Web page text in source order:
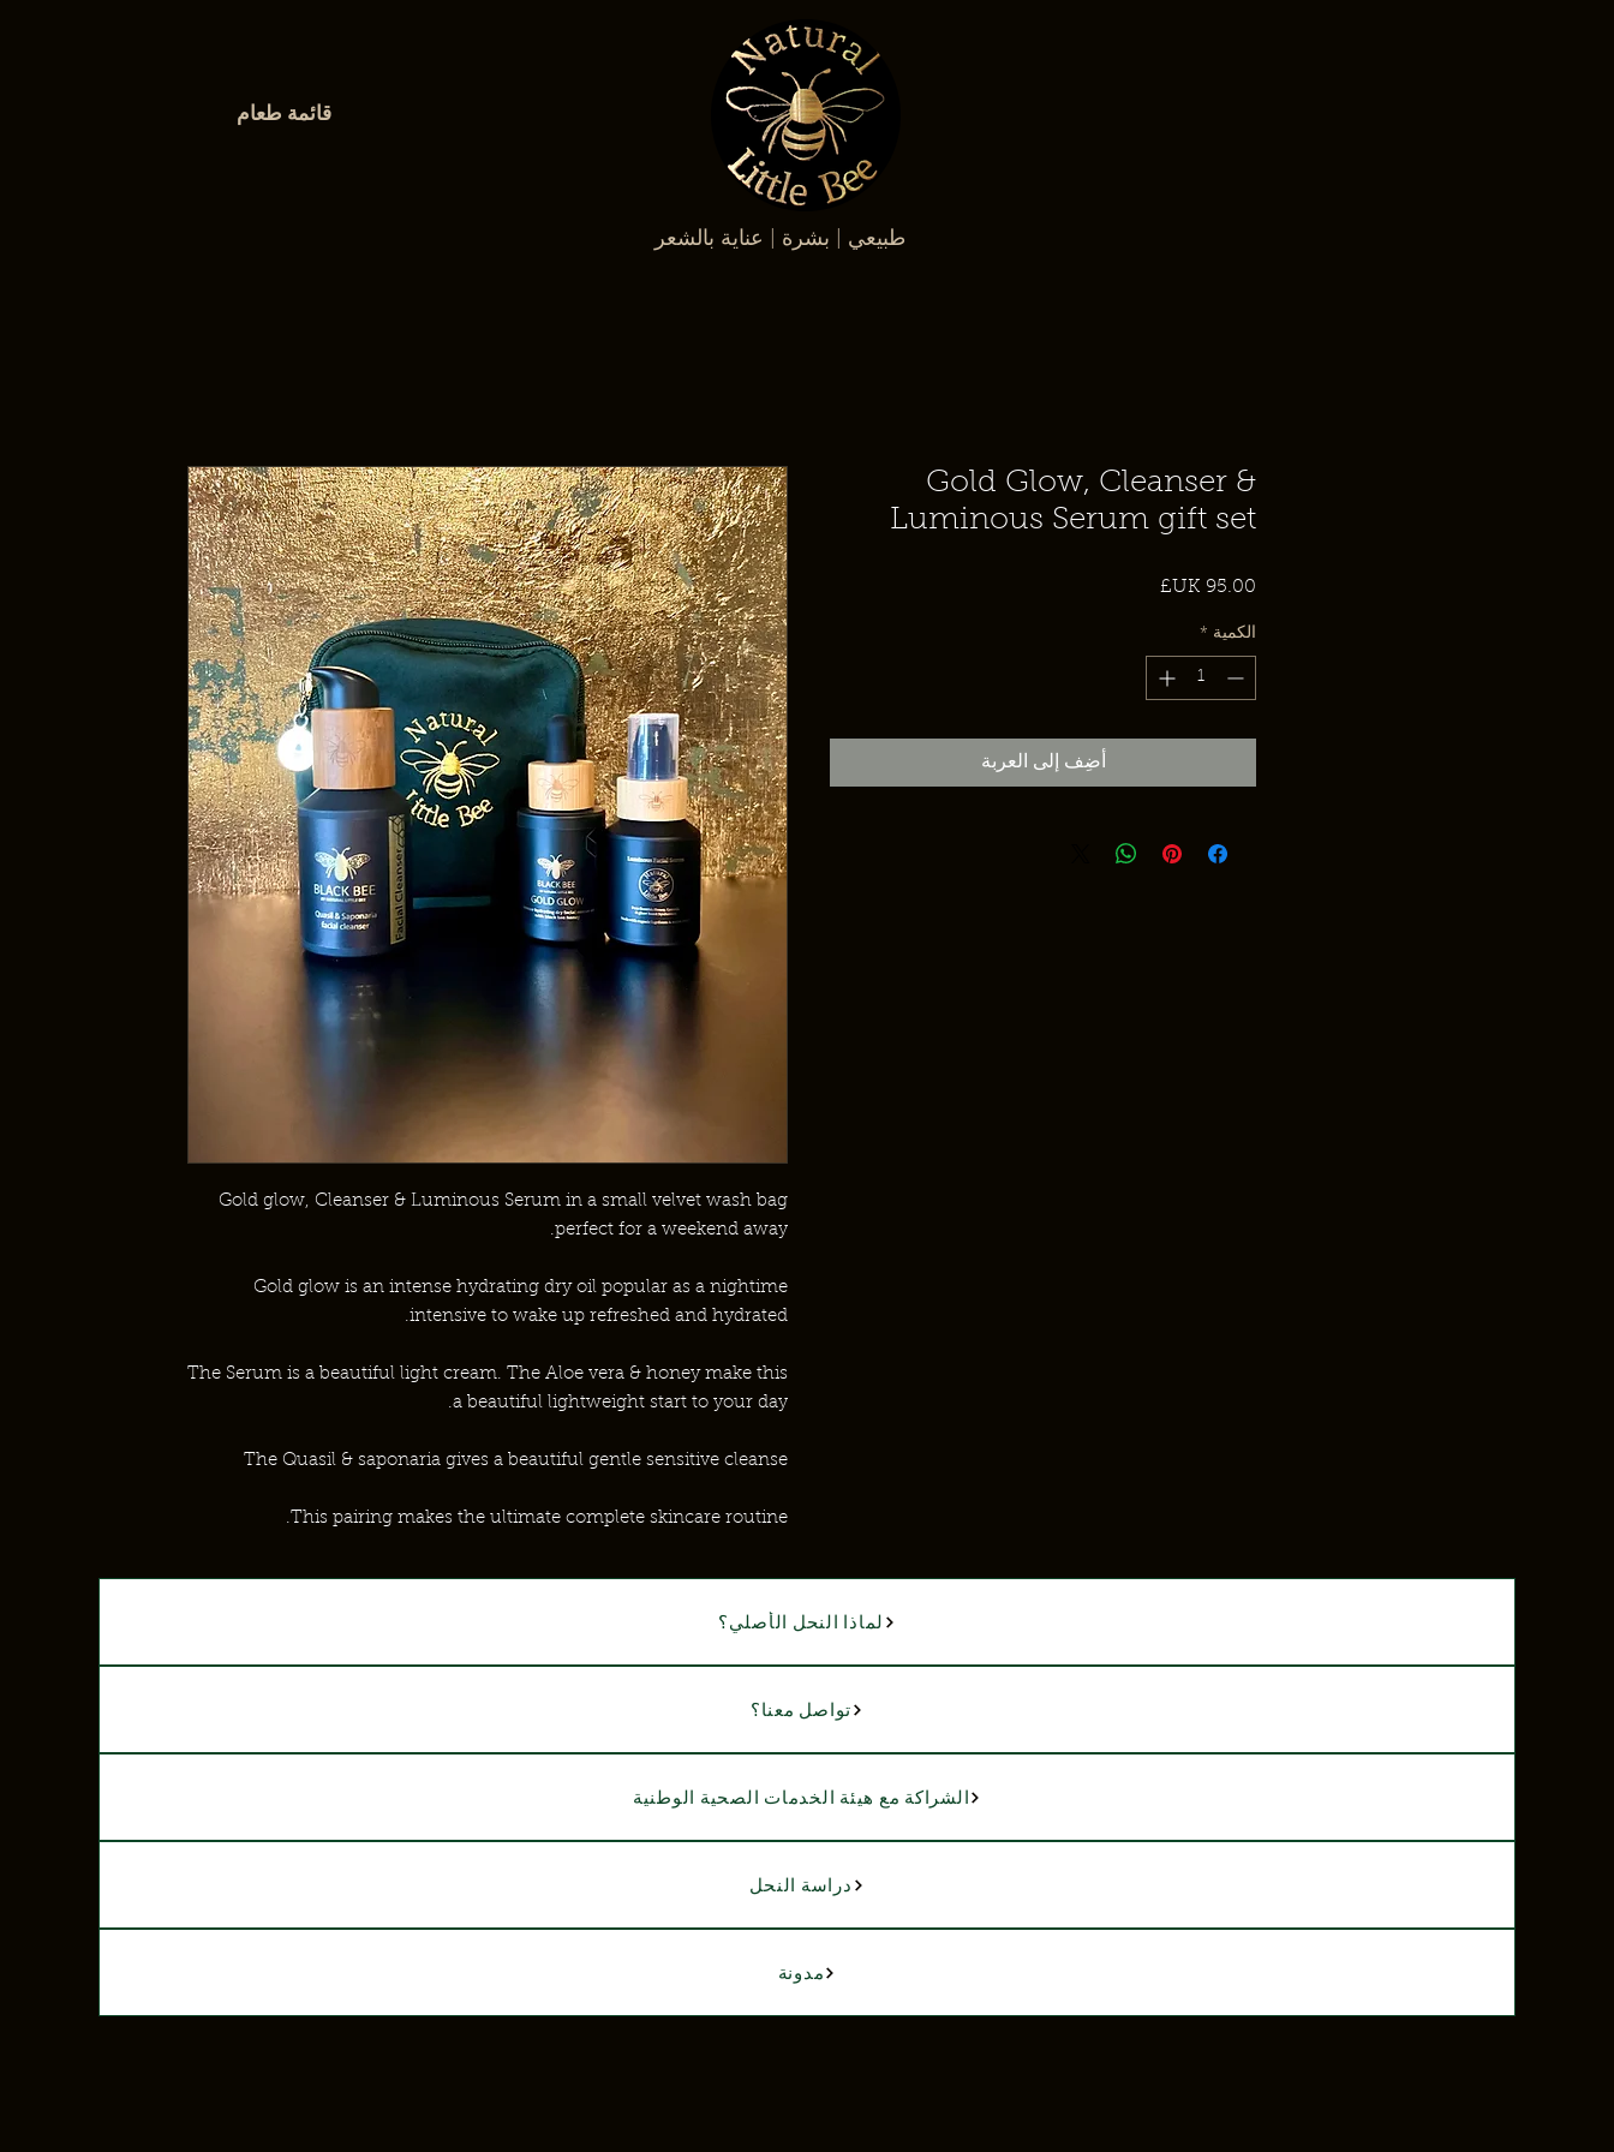
قائمة طعام
طبيعي | بشرة | عناية بالشعر
Gold glow, Cleanser & Luminous Serum in a small velvet wash bag
perfect for a weekend away.
Gold glow is an intense hydrating dry oil popular as a nightime
intensive to wake up refreshed and hydrated.
The Serum is a beautiful light cream. The Aloe vera & honey make this
a beautiful lightweight start to your day.
The Quasil & saponaria gives a beautiful gentle sensitive cleanse
This pairing makes the ultimate complete skincare routine.
Gold Glow, Cleanser &
Luminous Serum gift set
السعر
الكمية *
أضِف إلى العربة
لماذا النحل الأصلي؟
تواصل معنا؟
الشراكة مع هيئة الخدمات الصحية الوطنية
دراسة النحل
مدونة